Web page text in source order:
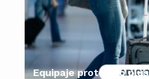
Equipaje protegido plus